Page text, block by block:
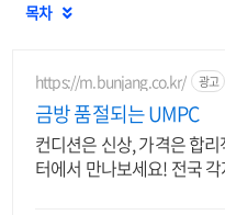
목차 
https://m.bunjang.co.kr/ 광고
금방 품절되는 UMPC
컨디션은 신상, 가격은 합
터에서 만나보세요! 전국